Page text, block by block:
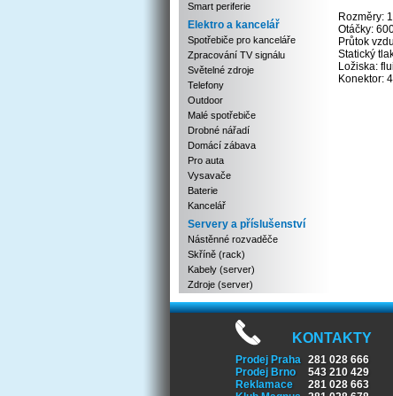
Smart periferie
Elektro a kancelář
Spotřebiče pro kanceláře
Zpracování TV signálu
Světelné zdroje
Telefony
Outdoor
Malé spotřebiče
Drobné nářadí
Domácí zábava
Pro auta
Vysavače
Baterie
Kancelář
Servery a příslušenství
Nástěnné rozvaděče
Skříně (rack)
Kabely (server)
Zdroje (server)
Rozměry:
Otáčky:
Průtok
Statický
Ložiska:
Konektor:
KONTAKTY
Prodej Praha 281 028 666
Prodej Brno
543 210 429
Reklamace
281 028 663